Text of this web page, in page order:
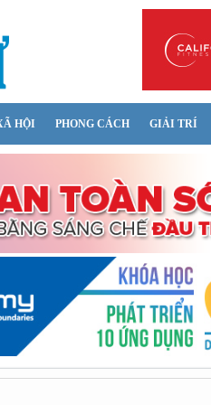
HỘI PHONG CÁCH GIẢI TRÍ